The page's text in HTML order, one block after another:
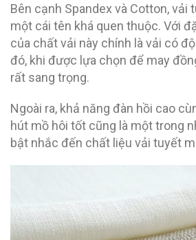
Bên cạnh Spandex và Cotton, vải
một cái tên khá quen thuộc. Với
của chất vải này chính là vải có
đó, khi được lựa chọn để may
rất sang trọng.
Ngoài ra, khả năng đàn hồi cao
hút mồ hôi tốt cũng là một trong
bật nhắc đến chất liệu vải tuyết